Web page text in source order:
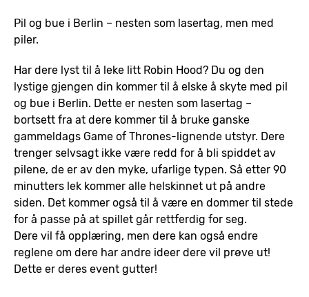
Pil og bue i Berlin – nesten som lasertag, men med
piler.
Har dere lyst til å leke litt Robin Hood? Du og den
lystige gjengen din kommer til å elske å skyte med pil
og bue i Berlin. Dette er nesten som lasertag –
bortsett fra at dere kommer til å bruke ganske
gammeldags Game of Thrones-lignende utstyr. Dere
trenger selvsagt ikke være redd for å bli spiddet av
pilene, de er av den myke, ufarlige typen. Så etter 90
minutters lek kommer alle helskinnet ut på andre
siden. Det kommer også til å være en dommer til stede
for å passe på at spillet går rettferdig for seg.
Dere vil få opplæring, men dere kan også endre
reglene om dere har andre ideer dere vil prøve ut!
Dette er deres event gutter!